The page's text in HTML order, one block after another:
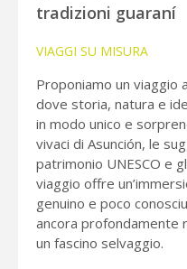
tradizioni guaraní
VIAGGI SU MISURA
Proponiamo un viaggio
dove storia, natura e
in modo unico e
vivaci di Asunción, le
patrimonio UNESCO e
viaggio offre
genuino e poco
ancora profondamente
un fascino selvaggio.